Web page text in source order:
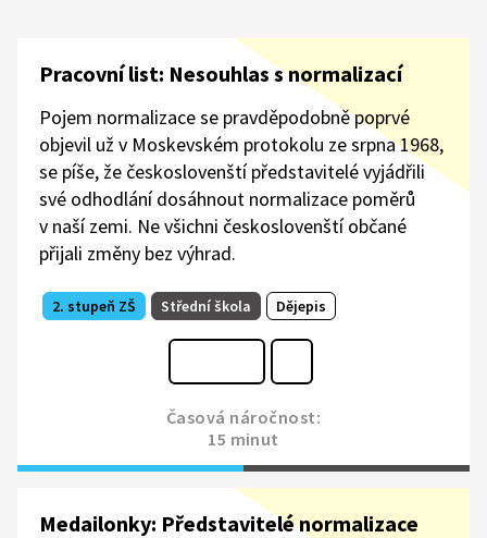
Pracovní list: Nesouhlas s normalizací
Pojem normalizace se pravděpodobně poprvé
objevil už v Moskevském protokolu ze srpna 1968,
se píše, že českoslovenští představitelé vyjádřili
své odhodlání dosáhnout normalizace poměrů
v naší zemi. Ne všichni českoslovenští občané
přijali změny bez výhrad.
2. stupeň ZŠ Střední škola Dějepis
Časová náročnost:
15 minut
Medailonky: Představitelé normalizace